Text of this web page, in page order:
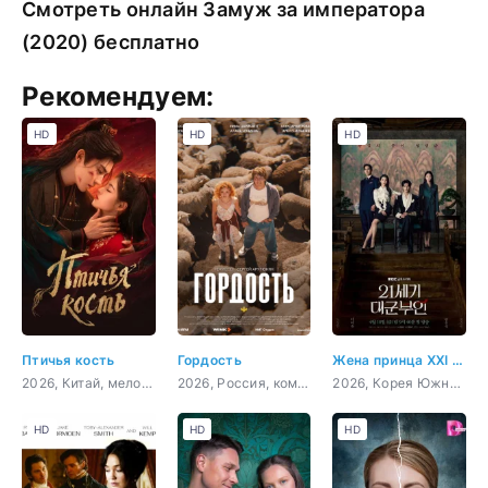
Смотреть онлайн Замуж за императора
(2020) бесплатно
Рекомендуем:
Птичья кость
2026, Китай, мелодрама, военный, история
HD
Гордость
2026, Россия, комедия, мелодрама
HD
Жена принца XXI века
2026, Корея Южная, мелодрама
HD
HD HD HD